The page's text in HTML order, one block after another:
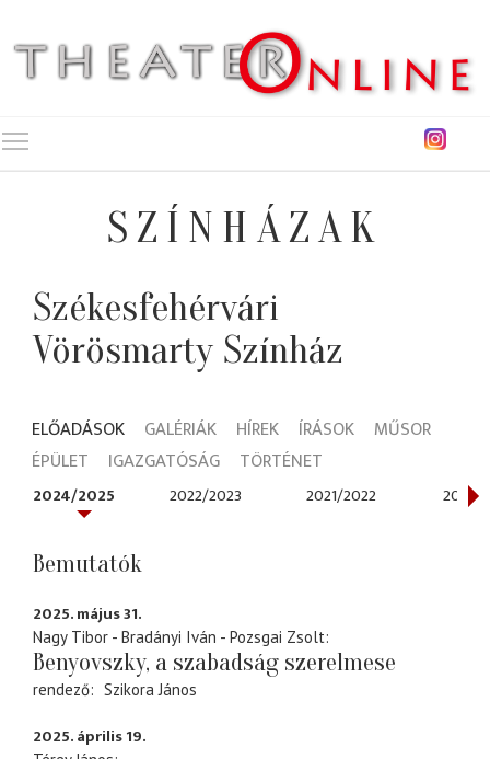
SZÍNHÁZAK
Székesfehérvári
Vörösmarty Színház
ELŐADÁSOK GALÉRIÁK HÍREK ÍRÁSOK
MŰSOR
ÉPÜLET
IGAZGATÓSÁG TÖRTÉNET
2024/2025 2022/2023 2021/2022 2020/
Bemutatók
2025. május 31.
Nagy Tibor - Bradányi Iván - Pozsgai Zsolt
Benyovszky, a szabadság szerelmese
rendező Szikora János
2025. április 19.